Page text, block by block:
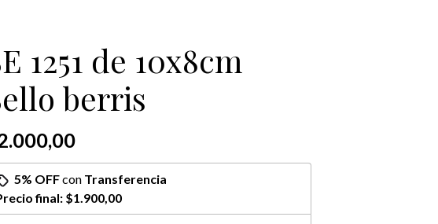
1251 de 10x8cm
berris
5% OFFcon Transferencia
final: $1.900,00